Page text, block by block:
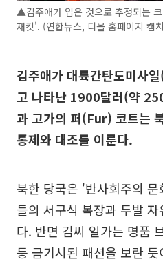
▲김주애가 입은 것으로 추정되는
재킷'. (연합뉴스, 디올 홈페이지 캡
김주애가 대륙간탄도미사
고 나타난 1900달러(약
과 고가의 퍼(Fur) 코트는
통제와 대조를 이룬다.
북한 당국은 '반사회주의
들의 서구식 복장과 두발
다. 반면 김씨 일가는 명품
등 금기시된 패션을 보란